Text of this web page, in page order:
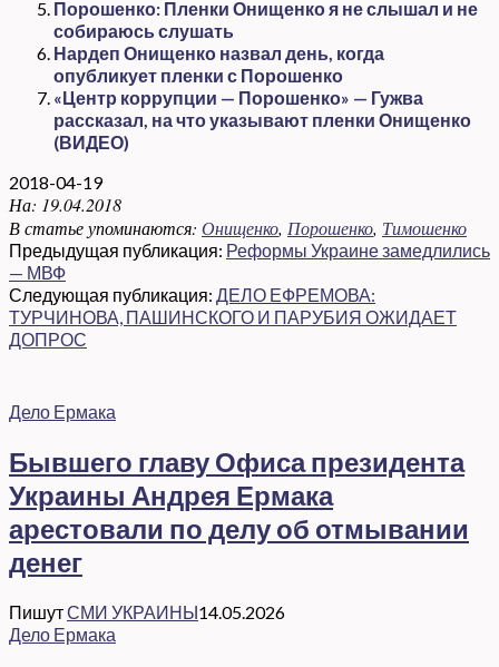
Порошенко: Пленки Онищенко я не слышал и не
собираюсь слушать
Нардеп Онищенко назвал день, когда
опубликует пленки с Порошенко
«Центр коррупции — Порошенко» — Гужва
рассказал, на что указывают пленки Онищенко
(ВИДЕО)
2018-04-19
На: 19.04.2018
В статье упоминаются: Онищенко, Порошенко, Тимошенко
Предыдущая публикация: Реформы Украине замедлились
— МВФ
Следующая публикация: ДЕЛО ЕФРЕМОВА:
ТУРЧИНОВА, ПАШИНСКОГО И ПАРУБИЯ ОЖИДАЕТ
ДОПРОС
Дело Ермака
Бывшего главу Офиса президента
Украины Андрея Ермака
арестовали по делу об отмывании
денег
ПишутСМИ УКРАИНЫ14.05.2026
Дело Ермака